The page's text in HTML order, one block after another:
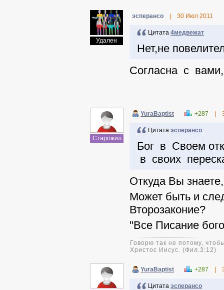
Удален
эсперансо 30 Июл 2011
Цитата 4медвежат
Нет,не
Согласна с
Старожил
YuraBaptist +287
Цитата эсперансо
Бог в Своем
в своих
Откуда Вы
Может быть и
Второзаконие?
"Все Писание
Говорю так не потому,
Христос Иисус. (Фил.3:12)
YuraBaptist +287
Цитата эсперансо